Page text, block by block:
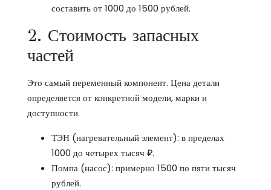
составить от 1000 до 1500 рублей.
2. Стоимость запасных
частей
Это самый переменный компонент. Цена детали
определяется от конкретной модели, марки и
доступности.
ТЭН (нагревательный элемент): в пределах
1000 до четырех тысяч ₽.
Помпа (насос): примерно 1500 по пяти тысяч
рублей.